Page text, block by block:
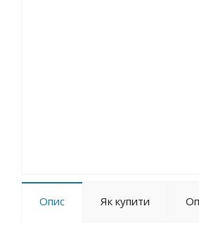
Опис Як купити